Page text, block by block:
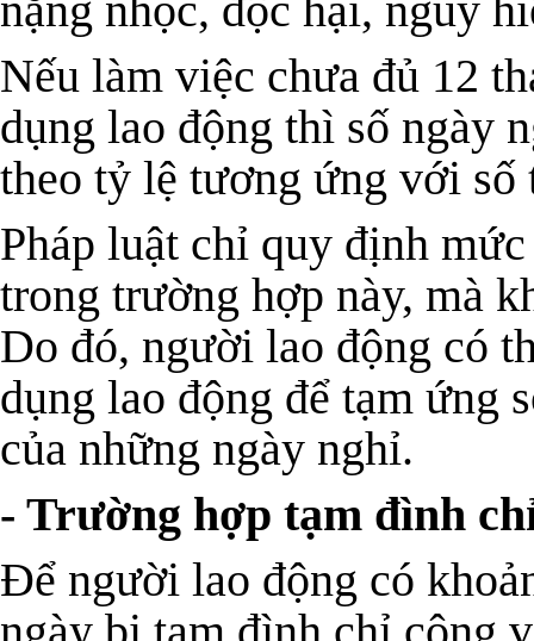
nặng nhọc, độc hại, nguy
Nếu làm việc chưa đủ 12
dụng lao động thì số ngày
theo tỷ lệ tương ứng với số
Pháp luật chỉ quy định
trong trường hợp này, mà
Do đó, người lao động có
dụng lao động để tạm ứng
của những ngày nghỉ.
- Trường hợp tạm đình
Để người lao động có